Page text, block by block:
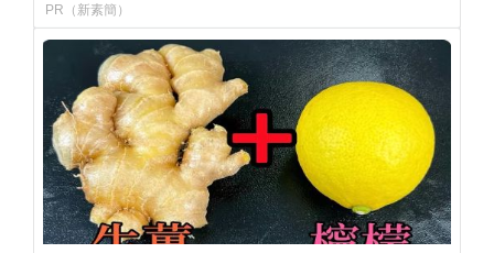
PR（新素簡）